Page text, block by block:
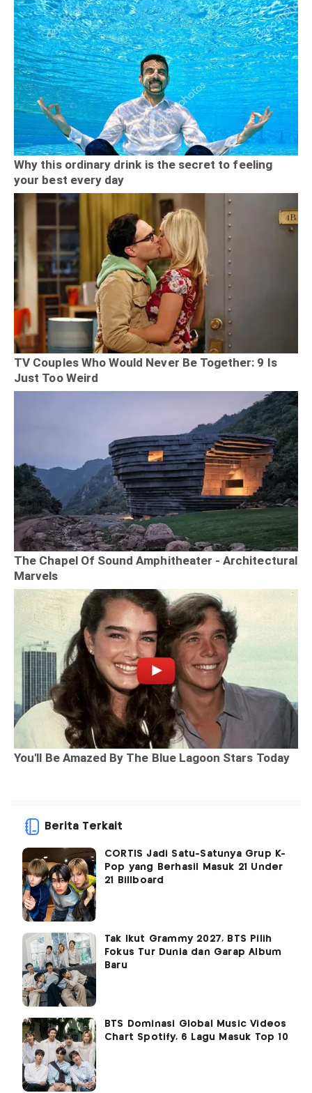
Berita Terkait
CORTIS Jadi Satu-Satunya Grup K-
Pop yang Berhasil Masuk 21 Under
21 Billboard
Tak Ikut Grammy 2027, BTS Pilih
Fokus Tur Dunia dan Garap Album
Baru
BTS Dominasi Global Music Videos
Chart Spotify, 6 Lagu Masuk Top 10